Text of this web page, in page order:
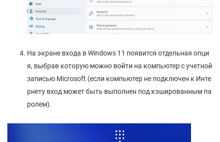
На экране входа в Windows 11 появится отдельная опци
я, выбрав которую можно войти на компьютер с учетной
записью Microsoft (если компьютер не подключен к Инте
рнету вход может быть выполнен под кэшированным па
ролем).